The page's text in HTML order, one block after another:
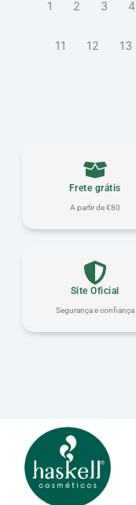
Shampoo
1 2 3 4
11 12 13
Frete grátis
A partir de €80
Site Oficial
Segurança e confiança